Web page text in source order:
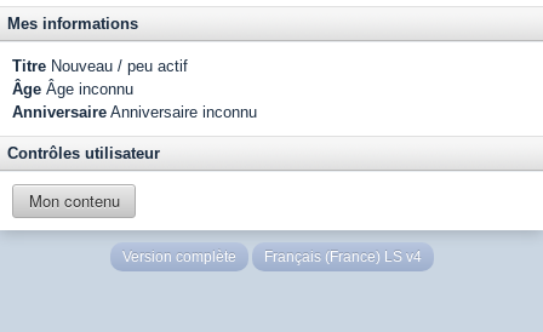
Mes informations
Titre Nouveau / peu actif
Âge Âge inconnu
Anniversaire Anniversaire inconnu
Contrôles utilisateur
Mon contenu
Version complète Français (France) LS v4